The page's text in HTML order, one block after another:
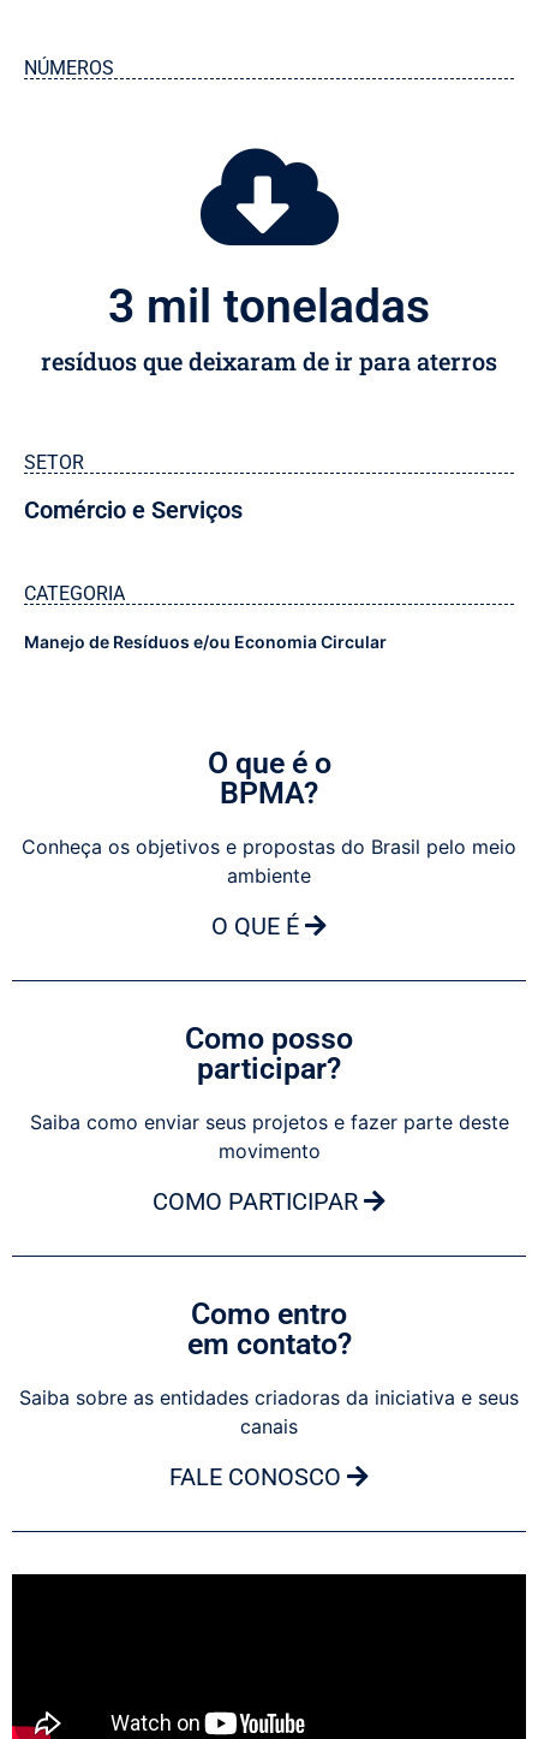
NÚMEROS
resíduos que deixaram de ir para aterros
3 mil toneladas
SETOR
Comércio e Serviços
CATEGORIA
Manejo de Resíduos e/ou Economia Circular
O que é o
BPMA?
Conheça os objetivos e propostas do Brasil pelo meio
ambiente
O QUE É
Como posso
participar?
Saiba como enviar seus projetos e fazer parte deste
movimento
COMO PARTICIPAR
Como entro
em contato?
Saiba sobre as entidades criadoras da iniciativa e seus
canais
FALE CONOSCO